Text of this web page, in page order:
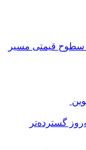
قیمتی مسیر
گسترده‌تر